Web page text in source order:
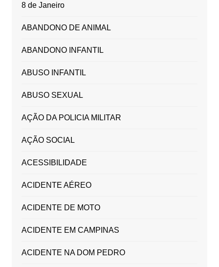
8 de Janeiro
ABANDONO DE ANIMAL
ABANDONO INFANTIL
ABUSO INFANTIL
ABUSO SEXUAL
AÇÃO DA POLICIA MILITAR
AÇÃO SOCIAL
ACESSIBILIDADE
ACIDENTE AÉREO
ACIDENTE DE MOTO
ACIDENTE EM CAMPINAS
ACIDENTE NA DOM PEDRO